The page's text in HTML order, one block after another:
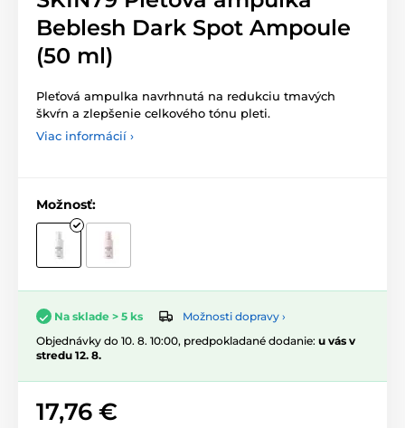
Beblesh Dark Spot Ampoule
(50 ml)
Pleťová ampulka navrhnutá na redukciu tmavých
škvŕn a zlepšenie celkového tónu pleti.
Viac informácií ›
Možnosť:
Na sklade > 5 ks
Možnosti dopravy ›
Objednávky do 10. 8. 10:00, predpokladané dodanie: u vás v
stredu 12. 8.
17,76 €